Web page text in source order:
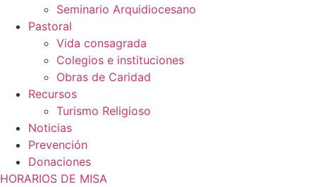
Seminario Arquidiocesano
Pastoral
Vida consagrada
Colegios e instituciones
Obras de Caridad
Recursos
Turismo Religioso
Noticias
Prevención
Donaciones
HORARIOS DE MISA